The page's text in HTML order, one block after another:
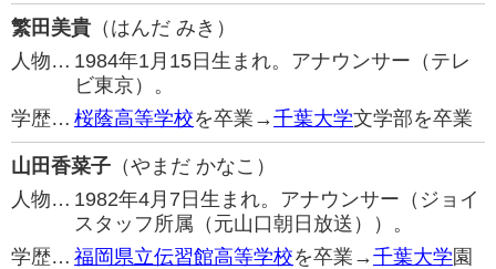
繁田美貴 （はんだ みき）
人物… 1984年1月15日生まれ。アナウンサー（テレ
ビ東京）。
学歴… 桜蔭高等学校を卒業→千葉大学文学部を卒業
山田香菜子 （やまだ かなこ）
人物… 1982年4月7日生まれ。アナウンサー（ジョイ
スタッフ所属（元山口朝日放送））。
学歴… 福岡県立伝習館高等学校を卒業→千葉大学 園